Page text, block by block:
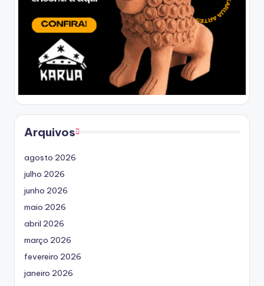
Arquivos
agosto 2026
julho 2026
junho 2026
maio 2026
abril 2026
março 2026
fevereiro 2026
janeiro 2026